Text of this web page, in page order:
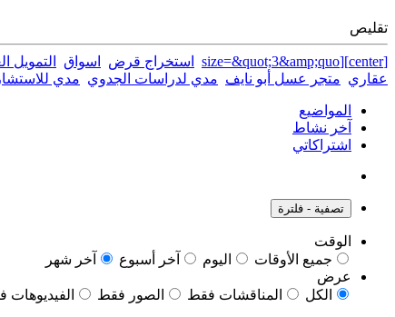
تقليص
[center][size=&quot;3&amp;quo استخراج قرض اسواق التمويل
عقاري متجر عسل أبو نايف مدي لدراسات الجدوي مدي
المواضيع
آخر نشاط
اشتراكاتي
تصفية - فلترة
الوقت
جميع الأوقات
اليوم آخر أسبوع
آخر شهر
عرض
الكل
المناقشات فقط الصور فقط الفيديوهات